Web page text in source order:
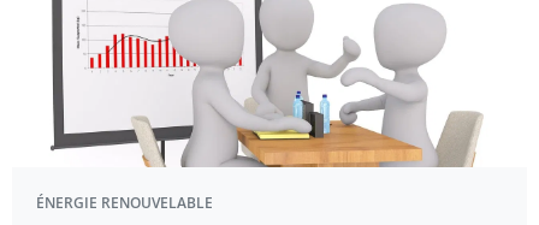
ÉNERGIE RENOUVELABLE